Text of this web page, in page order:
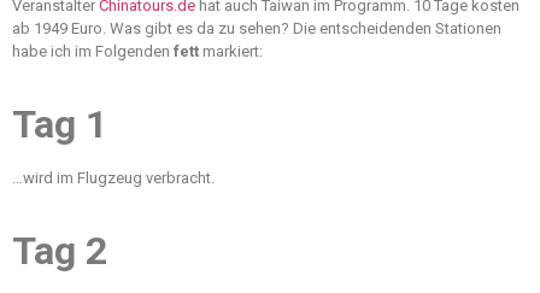
Veranstalter Chinatours.de hat auch Taiwan im Programm. 10 Tage kosten
ab 1949 Euro. Was gibt es da zu sehen? Die entscheidenden Stationen
habe ich im Folgenden fett markiert:
Tag 1
…wird im Flugzeug verbracht.
Tag 2